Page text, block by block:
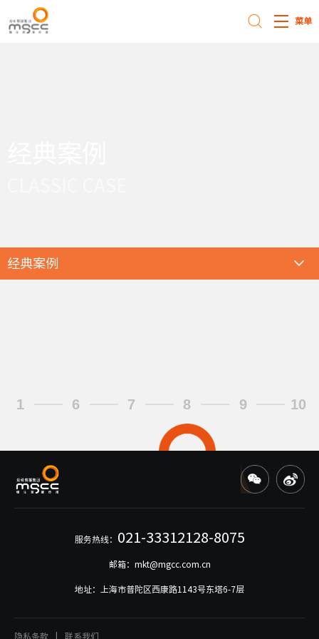
菜单
经典案例
1 6 7 8 9 10
服务热线： 021-33312128-8075
邮箱：mkt@mgcc.com.cn
地址：上海市普陀区西康路1143号东塔6-7层
隐私条款 联系我们